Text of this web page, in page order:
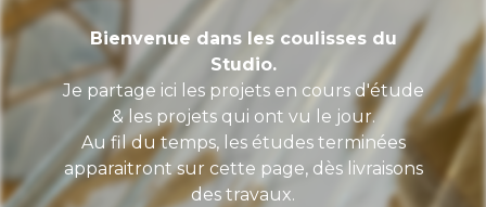
Bienvenue dans les coulisses du
Studio.
Je partage ici les projets en cours d'étude
& les projets qui ont vu le jour.
Au fil du temps, les études terminées
apparaitront sur cette page, dès livraisons
des travaux.